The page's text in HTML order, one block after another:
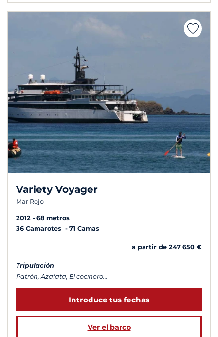
Variety Voyager
Mar Rojo
2012
68 metros
36 Camarotes
71 Camas
a partir de 247 650 €
Tripulación
Patrón, Azafata, El cocinero...
Introduce tus fechas
Ver el barco